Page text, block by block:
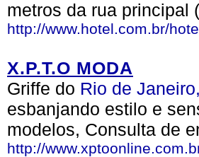
metros da rua principal
http://www.hotel.com.br/
X.P.T.O MODA
Griffe do Rio de Janeiro,
esbanjando estilo e
modelos, Consulta de
http://